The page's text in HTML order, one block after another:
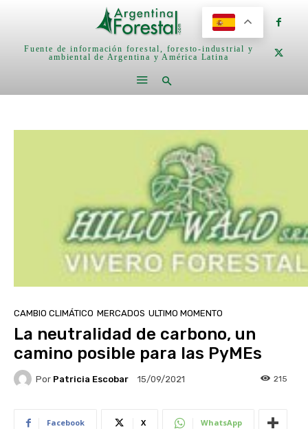
Fuente de información forestal, foresto-industrial y
ambiental de Argentina y América Latina
CAMBIO CLIMÁTICO MERCADOS ULTIMO MOMENTO
La neutralidad de carbono, un
camino posible para las PyMEs
Por Patricia Escobar 15/09/2021 215
Facebook X WhatsApp